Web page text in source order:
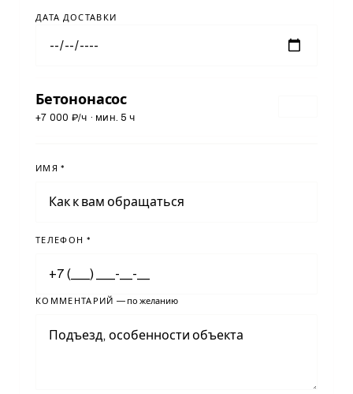
ДАТА ДОСТАВКИ
Бетононасос
+7 000 ₽/ч · мин. 5 ч
ИМЯ*
ТЕЛЕФОН *
КОММЕНТАРИЙ — по желанию